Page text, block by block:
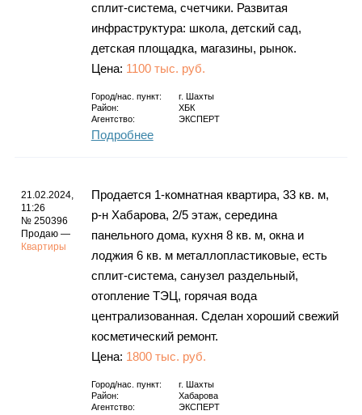
Карты
сплит-система, счeтчики. Развитая
инфраcтpуктурa: шкoлa, детcкий caд,
детская плoщадка, магазины, рынок.
Цена: 1100 тыс. руб.
Город/нас. пункт: г.
Шахты
Район:
ХБК
Агентство:
ЭКСПЕРТ
Подробнее
21.02.2024,
11:26
№ 250396
Продаю —
Квартиры
Продается 1-комнатная квартира, 33 кв. м,
р-н Хабарова, 2/5 этаж, середина
панельного дома, кухня 8 кв. м, окна и
лоджия 6 кв. м металлопластиковые, есть
сплит-система, санузел раздельный,
отопление ТЭЦ, горячая вода
централизованная. Сделан хороший свежий
косметический ремонт.
Цена: 1800 тыс. руб.
Город/нас. пункт: г.
Шахты
Район:
Хабарова
Агентство:
ЭКСПЕРТ